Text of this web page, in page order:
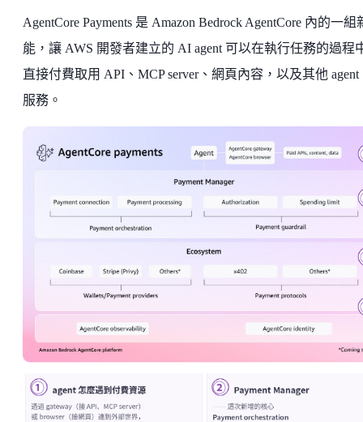
AgentCore Payments 是 Amazon Bedrock AgentCore 內的一組
能，讓 AWS 開發者建立的 AI agent 可以在執行任務的過程
直接付費取用 API、MCP server、網頁內容，以及其他 agent
服務。